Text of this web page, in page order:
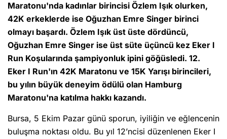
Maratonu'nda kadınlar birincisi Özlem Işık olurken,
42K erkeklerde ise Oğuzhan Emre Singer birinci
olmayı başardı. Özlem Işık üst üste dördüncü,
Oğuzhan Emre Singer ise üst süte üçüncü kez Eker I
Run Koşularında şampiyonluk ipini göğüsledi. 12.
Eker I Run'ın 42K Maratonu ve 15K Yarışı birincileri,
bu yılın büyük deneyim ödülü olan Hamburg
Maratonu'na katılma hakkı kazandı.
Bursa, 5 Ekim Pazar günü sporun, iyiliğin ve eğlencenin
buluşma noktası oldu. Bu yıl 12’ncisi düzenlenen Eker I